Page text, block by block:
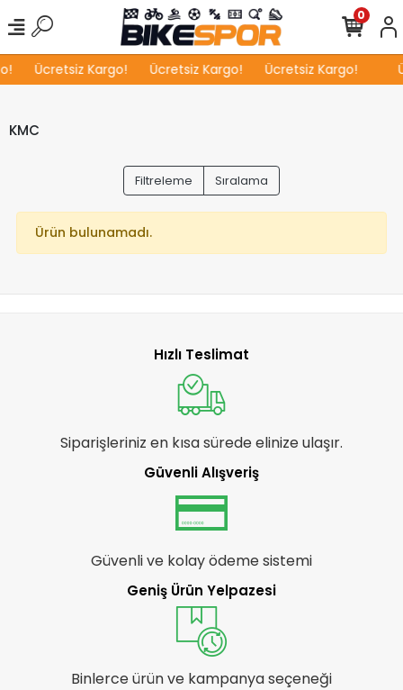
Ücretsiz Kargo! Ücretsiz Kargo! Ücretsiz Kargo!
0
KMC
Filtreleme Sıralama
Ürün bulunamadı.
Hızlı Teslimat
Siparişleriniz en kısa sürede elinize ulaşır.
Güvenli Alışveriş
Güvenli ve kolay ödeme sistemi
Geniş Ürün Yelpazesi
Binlerce ürün ve kampanya seçeneği